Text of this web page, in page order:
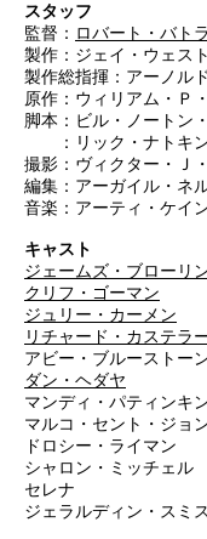
スタッフ
監督： ロバート・バト
製作：ジェイ・ウェス
製作総指揮：アーノル
原作：ウィリアム・Ｐ
脚本：ビル・ノートン
：リック・ナトキ
撮影：ヴィクター・Ｊ
編集：アーガイル・ネ
音楽：アーティ・ケイ
キャスト
ジェームズ・ブローリ
クリフ・ゴーマン
ジュリー・カーメン
リチャード・カステラ
アビー・ブルーストー
ダン・ヘダヤ
マンディ・パティンキ
マルコ・セント・ジョ
ドロシー・ライマン
シャロン・ミッチェル
セレナ
ジェラルディン・スミス